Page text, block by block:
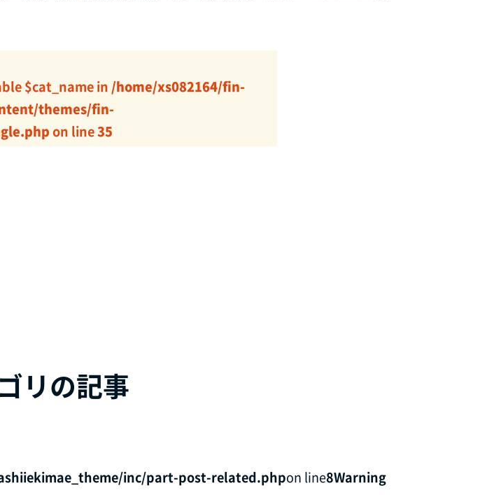
$cat_name in /home/xs082164/fin-
themes/fin-
on line35
リの記事
inc/part-post-related.phpon line8Warning